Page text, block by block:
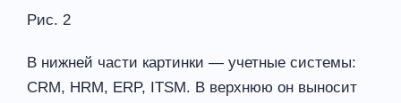
Рис. 2
В нижней части картинки — учетные системы:
CRM, HRM, ERP, ITSM. В верхнюю он выносит